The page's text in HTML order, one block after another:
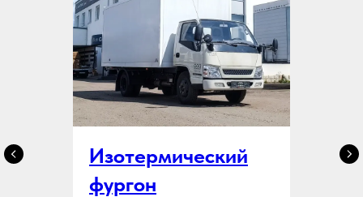
Изотермический
фургон